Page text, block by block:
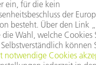
Mo - Fr: 07:30 - 18:00
Additive Manufacturing 07:30 -